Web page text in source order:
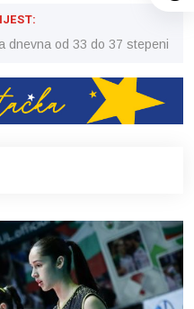
dnevna od 33 do 37 stepeni